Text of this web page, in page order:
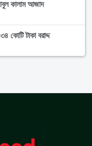
কালাম আজাদ
কোটি টাকা বরাদ্দ